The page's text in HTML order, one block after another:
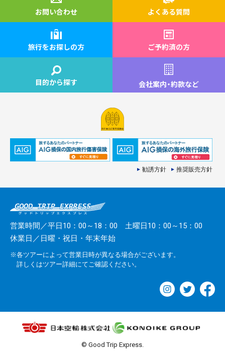
お問い合わせ よくある質問
旅行をお探しの方 ご予約済の方
目的から探す 会社案内・約款など
勧誘方針 推奨販売方針
営業時間／平日10：00～18：00 土曜日10：00～15：00
休業日／日曜・祝日・年末年始
※各ツアーによって営業日時が異なる場合がございます。
詳しくはツアー詳細にてご確認ください。
© Good Trip Express.